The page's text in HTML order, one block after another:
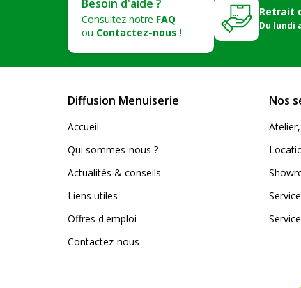
Besoin d'aide ?
Consultez notre FAQ
ou Contactez-nous !
Retrait
Du lundi
Diffusion Menuiserie
Accueil
Qui sommes-nous ?
Actualités & conseils
Liens utiles
Offres d'emploi
Contactez-nous
Nos